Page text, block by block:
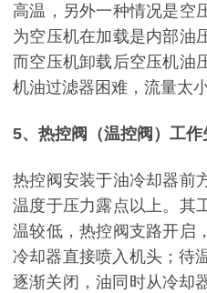
高温，另外一种情况是空
为空压机在加载是内部油
而空压机卸载后空压机油
机油过滤器困难，流量太
5、热控阀（温控阀）工作
热控阀安装于油冷却器前
温度于压力露点以上。其
温较低，热控阀支路开启
冷却器直接喷入机头；待
逐渐关闭，油同时从冷却